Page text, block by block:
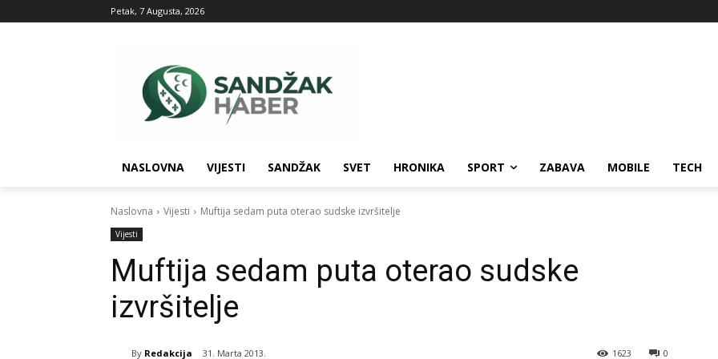
Petak, 7 Augusta, 2026
NASLOVNA VIJESTI SANDŽAK SVET HRONIKA SPORT ZABAVA MOBILE TECH
Naslovna Vijesti Muftija sedam puta oterao sudske izvršitelje
Vijesti
Muftija sedam puta oterao sudske
izvršitelje
By Redakcija 31. Marta 2013. 0
1623